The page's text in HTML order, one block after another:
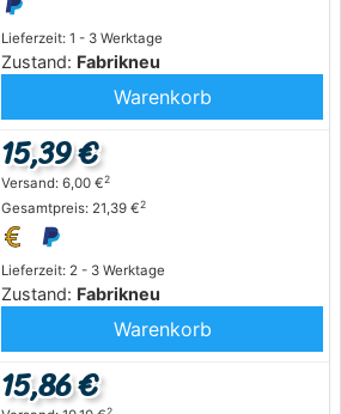
Lieferzeit: 1 - 3 Werktage
Zustand: Fabrikneu
Warenkorb
Lieferzeit: 2 - 3 Werktage
Zustand: Fabrikneu
15,39 €
Versand: 6,00 €2
Gesamtpreis: 21,39 €2
Warenkorb
15,86 €
2